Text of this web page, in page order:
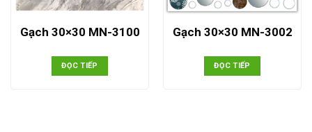
Gạch 30×30 MN-3100
ĐỌC TIẾP
Gạch 30×30 MN-3002
ĐỌC TIẾP